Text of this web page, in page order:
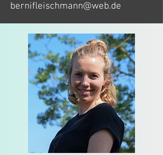
bernifleischmann@web.de